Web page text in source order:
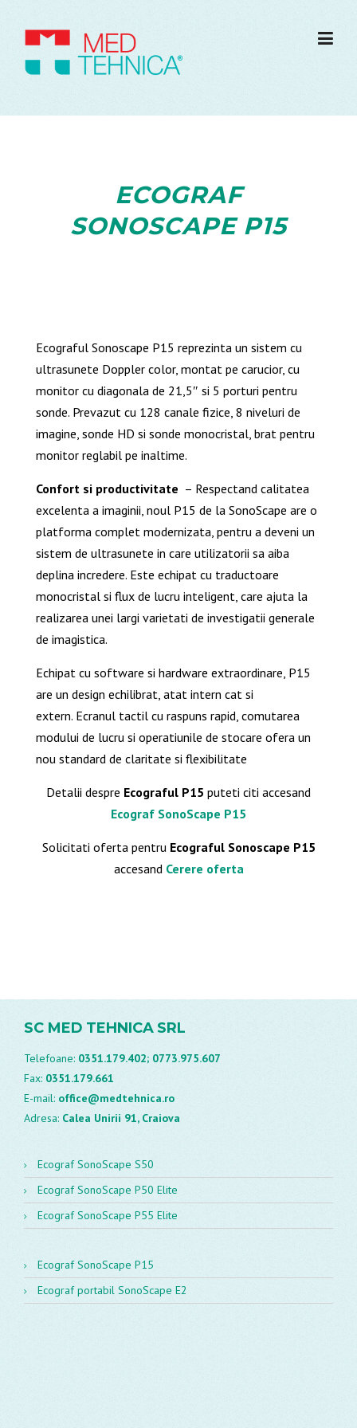
ECOGRAF
SONOSCAPE P15
Ecograful Sonoscape P15 reprezinta un sistem cu
ultrasunete Doppler color, montat pe carucior, cu
monitor cu diagonala de 21,5″ si 5 porturi pentru
sonde. Prevazut cu 128 canale fizice, 8 niveluri de
imagine, sonde HD si sonde monocristal, brat pentru
monitor reglabil pe inaltime.
Confort si productivitate – Respectand calitatea
excelenta a imaginii, noul P15 de la SonoScape are o
platforma complet modernizata, pentru a deveni un
sistem de ultrasunete in care utilizatorii sa aiba
deplina incredere. Este echipat cu traductoare
monocristal si flux de lucru inteligent, care ajuta la
realizarea unei largi varietati de investigatii generale
de imagistica.
Echipat cu software si hardware extraordinare, P15
are un design echilibrat, atat intern cat si
extern. Ecranul tactil cu raspuns rapid, comutarea
modului de lucru si operatiunile de stocare ofera un
nou standard de claritate si flexibilitate
Detalii despre Ecograful P15 puteti citi accesand
Ecograf SonoScape P15
Solicitati oferta pentru Ecograful Sonoscape P15
accesand Cerere oferta
SC MED TEHNICA SRL
Telefoane: 0351.179.402; 0773.975.607
Fax: 0351.179.661
E-mail: office@medtehnica.ro
Adresa: Calea Unirii 91, Craiova
Ecograf SonoScape S50
Ecograf SonoScape P50 Elite
Ecograf SonoScape P55 Elite
Ecograf SonoScape P15
Ecograf portabil SonoScape E2